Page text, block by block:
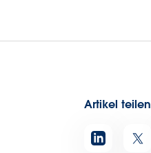
Artikel teilen